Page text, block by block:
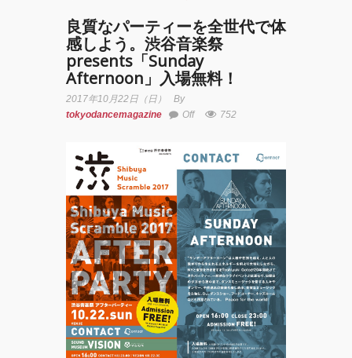
開催!!
(s**t
kingz)
出
演！
KAAT
神奈川
芸術劇
場『未
練の幽
物
―「珊
瑚」
良質なパーティーを全世代で体
感しよう。渋谷音楽祭
presents「Sunday
Afternoon」入場無料！
2017年10月22日（日）
By
tokyodancemagazine
Off 752